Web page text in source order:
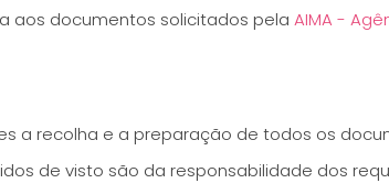
aos documentos solicitados pela AIMA -
a recolha e a preparação de todos os
de visto são da responsabilidade dos